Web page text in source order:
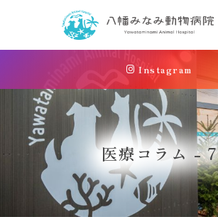
Instagram
医療コラム - 7